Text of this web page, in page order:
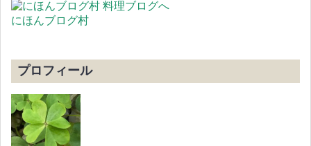
にほんブログ村
プロフィール